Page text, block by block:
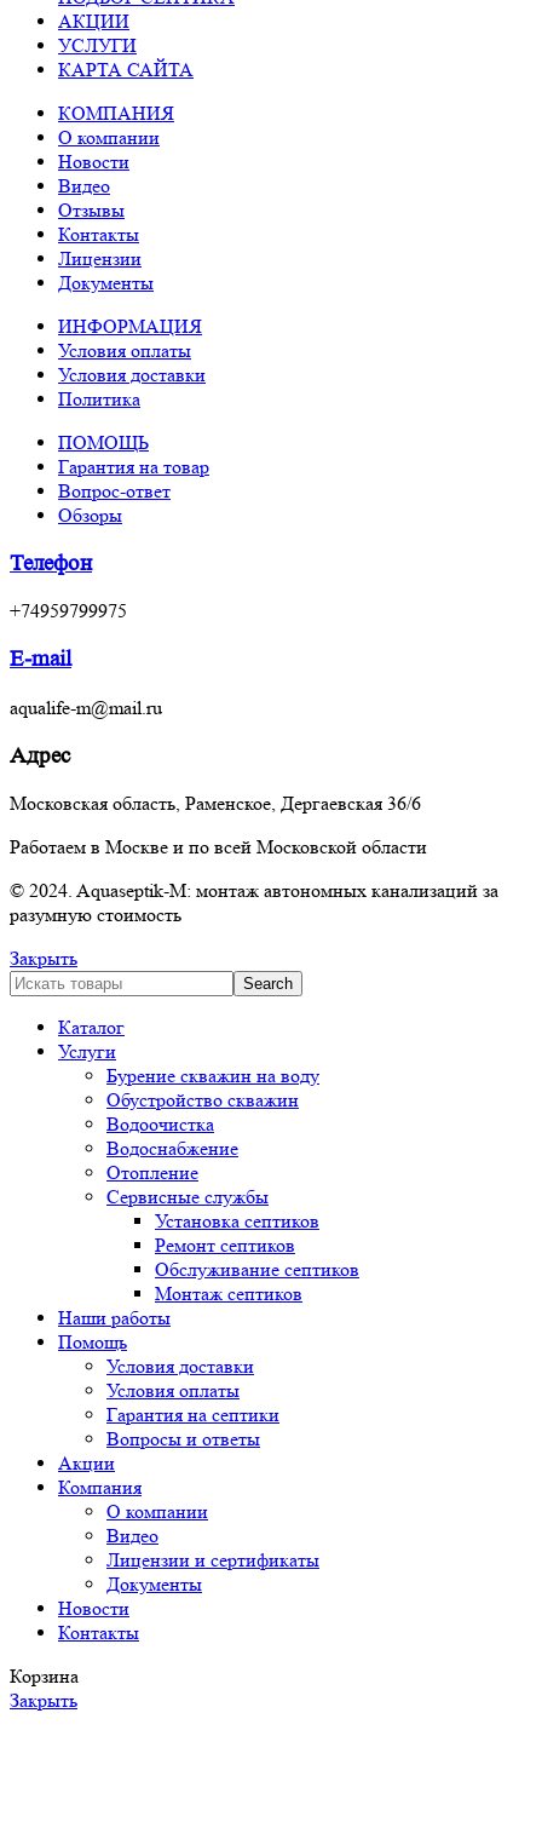
АКЦИИ
УСЛУГИ
КАРТА САЙТА
КОМПАНИЯ
О компании
Новости
Видео
Отзывы
Контакты
Лицензии
Документы
ИНФОРМАЦИЯ
Условия оплаты
Условия доставки
Политика
ПОМОЩЬ
Гарантия на товар
Вопрос-ответ
Обзоры
Телефон
+74959799975
E-mail
aqualife-m@mail.ru
Адрес
Московская область, Раменское, Дергаевская 36/6
Работаем в Москве и по всей Московской области
© 2024. Aquaseptik-M: монтаж автономных канализаций за
разумную стоимость
Закрыть
Search
Каталог
Услуги
Бурение скважин на воду
Обустройство скважин
Водоочистка
Водоснабжение
Отопление
Сервисные службы
Установка септиков
Ремонт септиков
Обслуживание септиков
Монтаж септиков
Наши работы
Помощь
Условия доставки
Условия оплаты
Гарантия на септики
Вопросы и ответы
Акции
Компания
О компании
Видео
Лицензии и сертификаты
Документы
Новости
Контакты
Корзина
Закрыть